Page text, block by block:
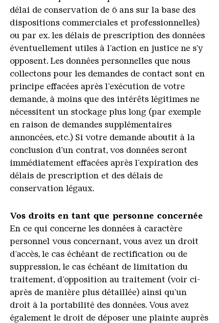
délai de conservation de 6 ans sur la base des
dispositions commerciales et professionnelles)
ou par ex. les délais de prescription des données
éventuellement utiles à l'action en justice ne s'y
opposent. Les données personnelles que nous
collectons pour les demandes de contact sont en
principe effacées après l'exécution de votre
demande, à moins que des intérêts légitimes ne
nécessitent un stockage plus long (par exemple
en raison de demandes supplémentaires
annoncées, etc.) Si votre demande aboutit à la
conclusion d'un contrat, vos données seront
immédiatement effacées après l'expiration des
délais de prescription et des délais de
conservation légaux.
Vos droits en tant que personne concernée
En ce qui concerne les données à caractère
personnel vous concernant, vous avez un droit
d'accès, le cas échéant de rectification ou de
suppression, le cas échéant de limitation du
traitement, d'opposition au traitement (voir ci-
après de manière plus détaillée) ainsi qu'un
droit à la portabilité des données. Vous avez
également le droit de déposer une plainte auprès